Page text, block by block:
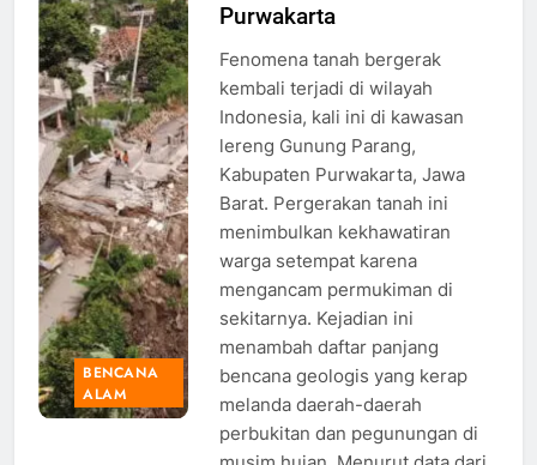
kejadian
tanah
bergerak,
Foto: Dok.
BNPB
BENCANA
ALAM
Purwakarta
Fenomena tanah bergerak
kembali terjadi di wilayah
Indonesia, kali ini di kawasan
lereng Gunung Parang,
Kabupaten Purwakarta, Jawa
Barat. Pergerakan tanah ini
menimbulkan kekhawatiran
warga setempat karena
mengancam permukiman di
sekitarnya. Kejadian ini
menambah daftar panjang
bencana geologis yang kerap
melanda daerah-daerah
perbukitan dan pegunungan di